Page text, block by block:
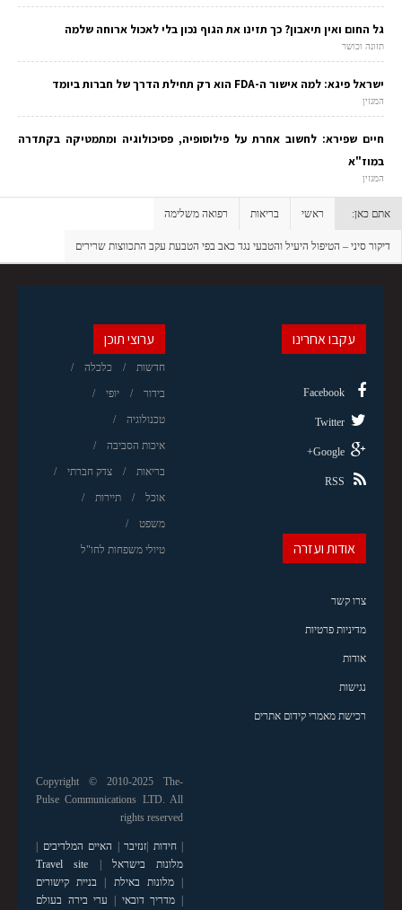
גל החום ואין תיאבון? כך תזינו את הגוף נכון בלי לאכול ארוחה שלמה
תזונה וכושר
ישראל פיגא: למה אישור ה-FDA הוא רק תחילת הדרך של חברות ביומד
המגזין
חיים שפירא: לחשוב אחרת על פילוסופיה, פסיכולוגיה ומתמטיקה בקתדרה
במוז"א
המגזין
אתם כאן: ראשי בריאות רפואה משלימה
דיקור סיני – הטיפול היעיל והטבעי נגד כאב בפי הטבעת עקב התכווצות שרירים
ערוצי תוכן
חדשות כלכלה
בידור יופי
טכנולוגיה
איכות הסביבה
בריאות צדק חברתי
אוכל תיירות
משפט
טיולי משפחות לחו"ל
עקבו אחרינו
Facebook
Twitter
Google+
RSS
אודות ועזרה
צרו קשר
מדיניות פרטיות
אודות
נגישות
רכישת מאמרי קידום אתרים
Copyright © 2010-2025 The-
Pulse Communications LTD. All
rights reserved
|חידות |זנזיבר | האיים המלדיבים |
מלונות בישראל |
Travel site
|מלונות באילת | בניית קישורים
| מדריך דובאי | ערי בירה בעולם